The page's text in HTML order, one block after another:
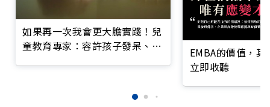
如果再一次我會更大膽實踐！兒
童教育專家：容許孩子發呆、什
EMBA的價值，
立即收聽